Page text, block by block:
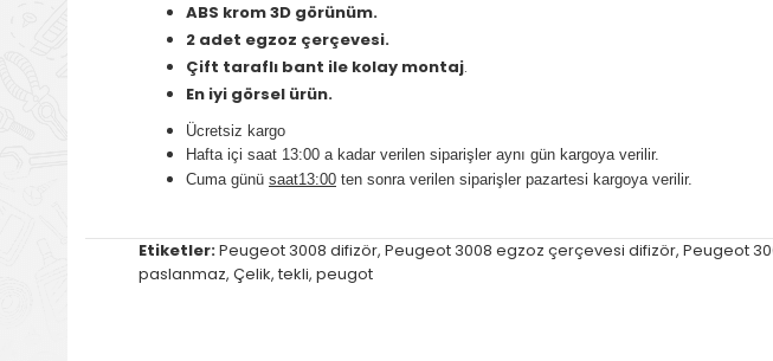
ABS krom 3D görünüm.
2 adet egzoz çerçevesi.
Çift taraflı bant ile kolay montaj.
En iyi görsel ürün.
Ücretsiz kargo
Hafta içi saat 13:00 a kadar verilen siparişler aynı gün kargoya verilir.
Cuma günü saat13:00 ten sonra verilen siparişler pazartesi kargoya verilir.
Etiketler:Peugeot 3008 difizör, Peugeot 3008 egzoz çerçevesi difizör, Peugeot
paslanmaz, Çelik, tekli, peugot